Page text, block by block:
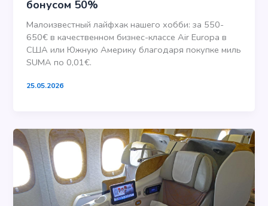
бонусом 50%
Малоизвестный лайфхак нашего хобби: за 550-
650€ в качественном бизнес-классе Air Europa в
США или Южную Америку благодаря покупке миль
SUMA по 0,01€.
25.05.2026